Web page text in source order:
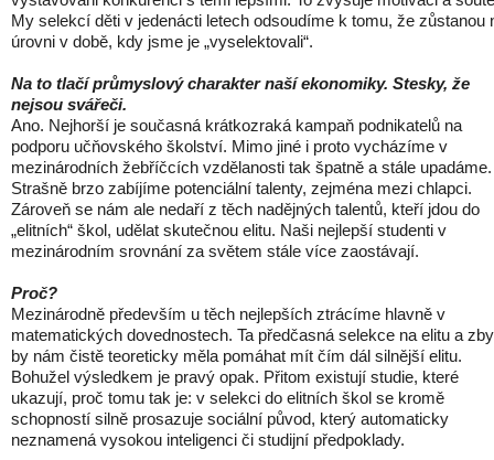
My selekcí děti v jedenácti letech odsoudíme k tomu, že zůstanou
úrovni v době, kdy jsme je „vyselektovali“.
Na to tlačí průmyslový charakter naší ekonomiky. Stesky, že
nejsou svářeči.
Ano. Nejhorší je současná krátkozraká kampaň podnikatelů na
podporu učňovského školství. Mimo jiné i proto vycházíme v
mezinárodních žebříčcích vzdělanosti tak špatně a stále upadáme.
Strašně brzo zabíjíme potenciální talenty, zejména mezi chlapci.
Zároveň se nám ale nedaří z těch nadějných talentů, kteří jdou do
„elitních“ škol, udělat skutečnou elitu. Naši nejlepší studenti v
mezinárodním srovnání za světem stále více zaostávají.
Proč?
Mezinárodně především u těch nejlepších ztrácíme hlavně v
matematických dovednostech. Ta předčasná selekce na elitu a
by nám čistě teoreticky měla pomáhat mít čím dál silnější elitu.
Bohužel výsledkem je pravý opak. Přitom existují studie, které
ukazují, proč tomu tak je: v selekci do elitních škol se kromě
schopností silně prosazuje sociální původ, který automaticky
neznamená vysokou inteligenci či studijní předpoklady.